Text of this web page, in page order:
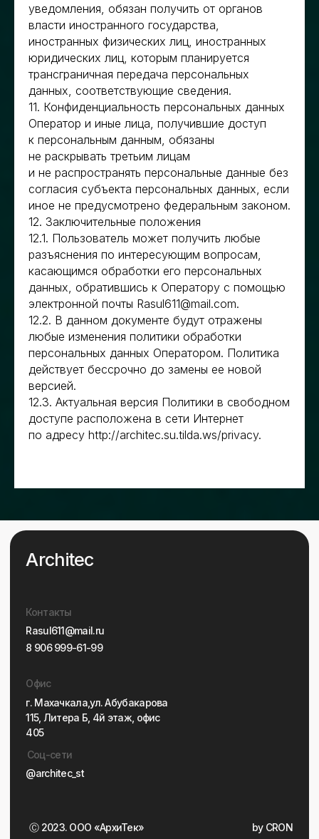
уведомления, обязан получить от органов
власти иностранного государства,
иностранных физических лиц, иностранных
юридических лиц, которым планируется
трансграничная передача персональных
данных, соответствующие сведения.
11. Конфиденциальность персональных данных
Оператор и иные лица, получившие доступ
к персональным данным, обязаны
не раскрывать третьим лицам
и не распространять персональные данные без
согласия субъекта персональных данных, если
иное не предусмотрено федеральным законом.
12. Заключительные положения
12.1. Пользователь может получить любые
разъяснения по интересующим вопросам,
касающимся обработки его персональных
данных, обратившись к Оператору с помощью
электронной почты Rasul611@mail.com.
12.2. В данном документе будут отражены
любые изменения политики обработки
персональных данных Оператором. Политика
действует бессрочно до замены ее новой
версией.
12.3. Актуальная версия Политики в свободном
доступе расположена в сети Интернет
по адресу http://architec.su.tilda.ws/privacy.